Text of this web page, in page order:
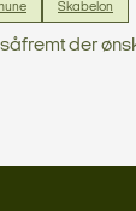
Skabelon
der